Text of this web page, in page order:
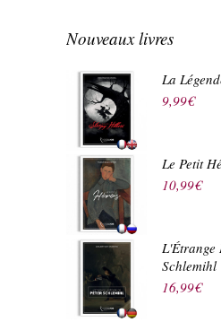
Nouveaux livres
La
9,99€
Le Petit
10,99€
L'Étrange
Schlemihl
16,99€